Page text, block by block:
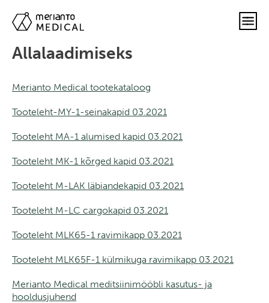
Allalaadimiseks
Merianto Medical tootekataloog
Tooteleht-MY-1-seinakapid 03.2021
Tooteleht MA-1 alumised kapid 03.2021
Tooteleht MK-1 kõrged kapid 03.2021
Tooteleht M-LAK läbiandekapid 03.2021
Tooteleht M-LC cargokapid 03.2021
Tooteleht MLK65-1 ravimikapp 03.2021
Tooteleht MLK65F-1 külmikuga ravimikapp 03.2021
Merianto Medical meditsiinimööbli kasutus- ja
hooldusjuhend